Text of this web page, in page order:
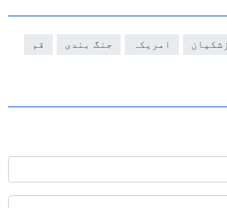
امریکہ جنگ بندی قم